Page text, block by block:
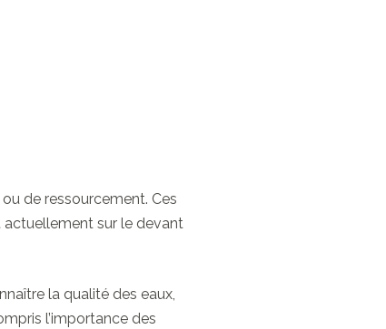
de ressourcement. Ces
actuellement sur le devant
la qualité des eaux,
l’importance des